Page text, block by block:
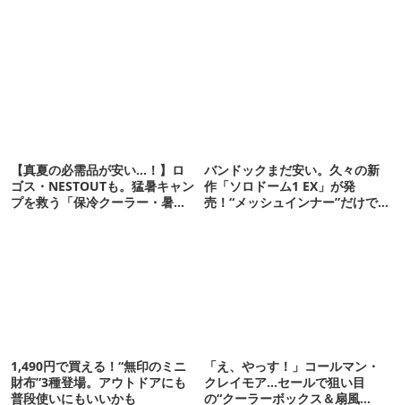
【真夏の必需品が安い…！】ロ
ゴス・NESTOUTも。猛暑キャン
プを救う「保冷クーラー・暑さ
バンドックまだ安い。久々の新
作「ソロドーム1 EX」が発
売！“メッシュインナー”だけで
1,490円で買える！“無印のミニ
財布”3種登場。アウトドアにも
普段使いにもいいかも
「え、やっす！」コールマン・
クレイモア…セールで狙い目
の“クーラーボックス＆扇風